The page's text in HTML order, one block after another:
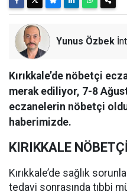
Yunus Özbek
Kırıkkale’de nöbetçi
merak ediliyor, 7-8
eczanelerin nöbetçi
haberimizde.
KIRIKKALE
Kırıkkale’de sağlık
tedavi sonrasında tıbbi